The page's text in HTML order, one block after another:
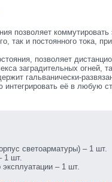
позволяет
так и постоянного тока,
позволяет
заградительных огней,
гальванически-
интегрировать её в любую
светоарматуры) – 1 шт.
1 шт.
эксплуатации – 1 шт.